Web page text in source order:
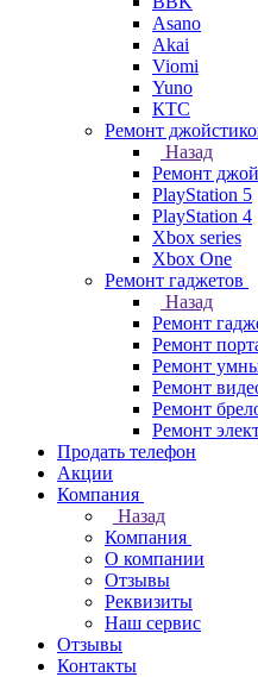
Asano
Akai
Viomi
Yuno
КТС
Ремонт
Назад
Ремонт
PlayStation 5
PlayStation 4
Xbox series
Xbox One
Ремонт гаджетов
Назад
Ремонт
Ремонт
Ремонт
Ремонт
Ремонт
Ремонт
Продать телефон
Акции
Компания
Назад
Компания
О компании
Отзывы
Реквизиты
Наш сервис
Отзывы
Контакты